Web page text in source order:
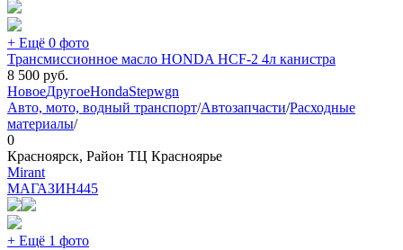
+ Ещё 0 фото
Трансмиссионное масло HONDA HCF-2 4л канистра
8 500 руб.
НовоеДругоеHondaStepwgn
Авто, мото, водный транспорт/Автозапчасти/Расходные
материалы/
0
Красноярск, Район ТЦ Красноярье
Mirant
МАГАЗИН445
+ Ещё 1 фото